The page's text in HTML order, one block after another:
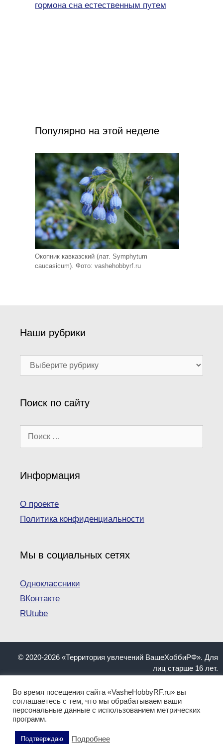
гормона сна естественным путем
Популярно на этой неделе
Окопник кавказский (лат. Symphytum
caucasicum). Фото: vashehobbyrf.ru
Наши рубрики
Наши
рубрики
Поиск по сайту
Поиск:
Информация
О проекте
Политика конфиденциальности
Мы в социальных сетях
Одноклассники
ВКонтакте
RUtube
© 2020-2026 «Территория увлечений ВашеХоббиРФ». Для
лиц старше 16 лет.
VasheHobbyRF.ru обязательна.
Информация, представленная на сайте, не должна
пониматься как инструкция. Имеются противопоказания.
Перед применением обратитесь к квалифицированному
Во время посещения сайта «VasheHobbyRF.ru» вы
соглашаетесь с тем, что мы обрабатываем ваши
персональные данные с использованием метрических
программ.
Подтверждаю Подробнее